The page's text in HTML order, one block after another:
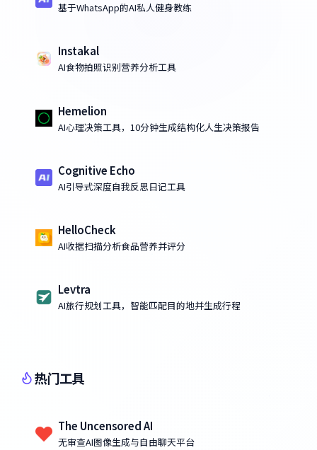
基于WhatsApp的AI私人健身教练
Instakal
AI食物拍照识别营养分析工具
Hemelion
AI心理决策工具，10分钟生成结构化人生决策报告
Cognitive Echo
AI引导式深度自我反思日记工具
HelloCheck
AI收据扫描分析食品营养并评分
Levtra
AI旅行规划工具，智能匹配目的地并生成行程
热门工具
The Uncensored AI
无审查AI图像生成与自由聊天平台